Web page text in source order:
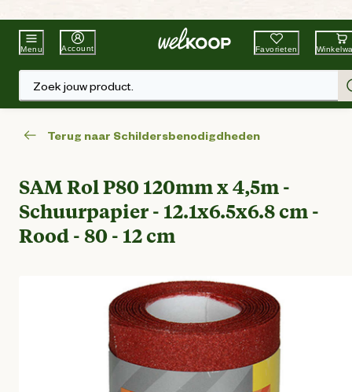
Beste WinkelketenTuin & Dier
Menu Account Favorieten
Zoek jouw product.
Terug naar Schildersbenodigdheden
SAM Rol P80 120mm x 4,5m -
Schuurpapier - 12.1x6.5x6.8 cm -
Rood - 80 - 12 cm